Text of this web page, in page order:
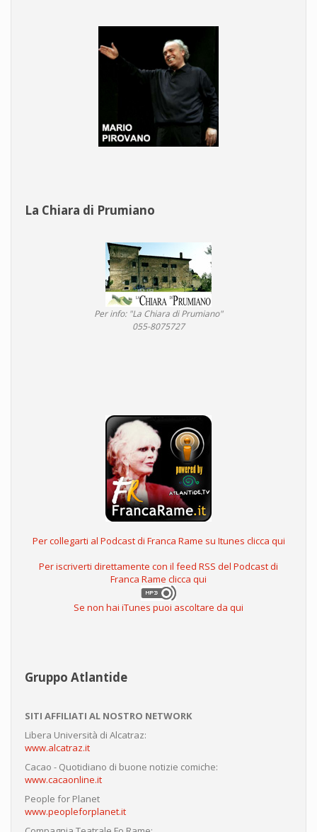
La Chiara di Prumiano
Per info: "La Chiara di Prumiano"
055-8075727
Per collegarti al Podcast di Franca Rame su Itunes clicca qui
Per iscriverti direttamente con il feed RSS del Podcast di
Franca Rame clicca qui
Se non hai iTunes puoi ascoltare da qui
Gruppo Atlantide
SITI AFFILIATI AL NOSTRO NETWORK
Libera Università di Alcatraz:
www.alcatraz.it
Cacao - Quotidiano di buone notizie comiche:
www.cacaonline.it
People for Planet
www.peopleforplanet.it